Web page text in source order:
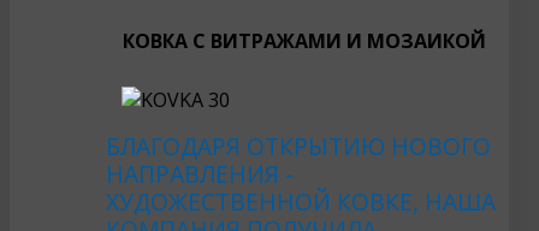
КОВКА С ВИТРАЖАМИ И МОЗАИКОЙ
БЛАГОДАРЯ ОТКРЫТИЮ НОВОГО
НАПРАВЛЕНИЯ -
ХУДОЖЕСТВЕННОЙ КОВКЕ, НАША